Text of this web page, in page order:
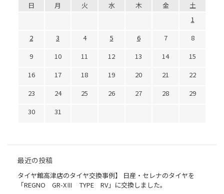
日 月 火 水 木 金
土
1
2
3 4 5 6 7
8
9
10 11 12 13 14
15
16
17 18 19 20 21
22
23
24 25 26 27 28
29
30
31
最近の投稿
タイヤ館高津店のタイヤ交換事例】 日産・セレナのタイヤを
「REGNO GR-XⅢ TYPE RV」に交換しました。